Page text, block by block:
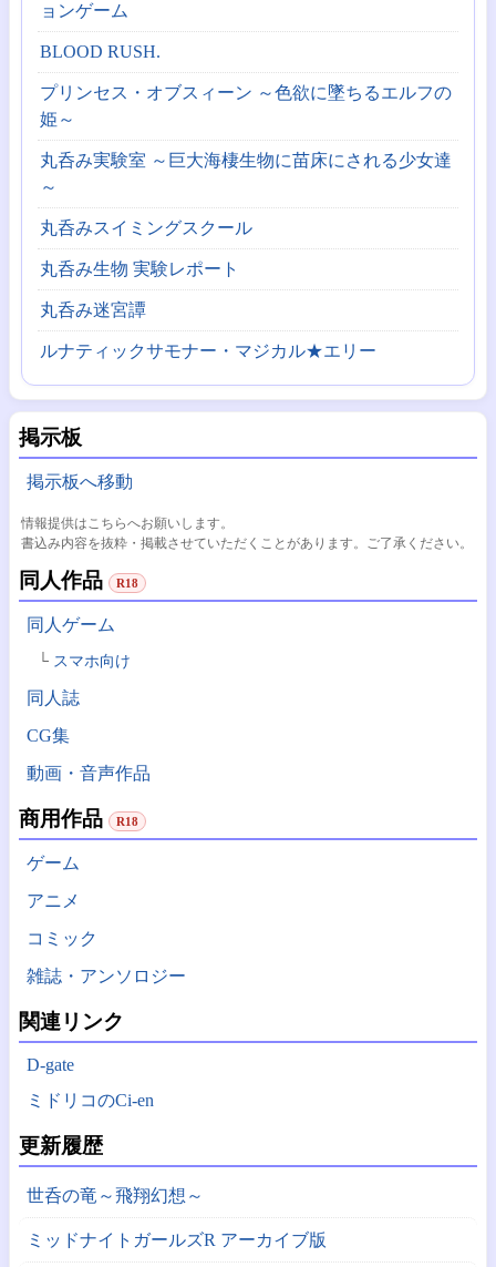
掲示板
掲示板へ移動
情報提供はこちらへお願いします。
書込み内容を抜粋・掲載させていただくことがあります。ご了承ください。
同人作品 R18
同人ゲーム
スマホ向け
同人誌
CG集
動画・音声作品
商用作品 R18
ゲーム
アニメ
コミック
雑誌・アンソロジー
関連リンク
D-gate
ミドリコのCi-en
更新履歴
世呑の竜～飛翔幻想～
ミッドナイトガールズR アーカイブ版
ョンゲーム
BLOOD RUSH.
プリンセス・オブスィーン ～色欲に墜ちるエルフの
姫～
丸呑み実験室 ～巨大海棲生物に苗床にされる少女達
～
丸呑みスイミングスクール
丸呑み生物 実験レポート
丸呑み迷宮譚
ルナティックサモナー・マジカル★エリー